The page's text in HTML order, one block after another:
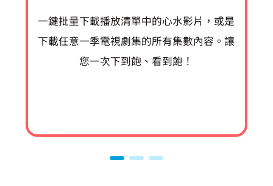
一鍵批量下載播放清單中的心水影片，或是
下載 Prime Video 任意一季電視劇集的所有集數內容。讓
您一次下到飽、看到飽！